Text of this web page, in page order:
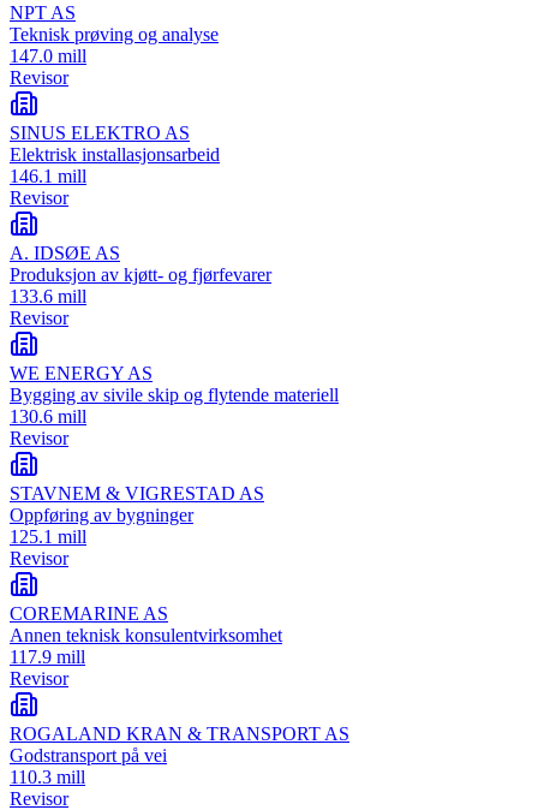
NPT AS
Teknisk prøving og analyse
147.0 mill
Revisor
SINUS ELEKTRO AS
Elektrisk installasjonsarbeid
146.1 mill
Revisor
A. IDSØE AS
Produksjon av kjøtt- og fjørfevarer
133.6 mill
Revisor
WE ENERGY AS
Bygging av sivile skip og flytende materiell
130.6 mill
Revisor
STAVNEM & VIGRESTAD AS
Oppføring av bygninger
125.1 mill
Revisor
COREMARINE AS
Annen teknisk konsulentvirksomhet
117.9 mill
Revisor
ROGALAND KRAN & TRANSPORT AS
Godstransport på vei
110.3 mill
Revisor